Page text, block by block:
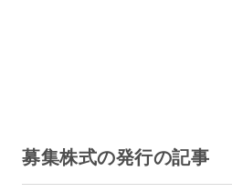
募集株式の発行の記事